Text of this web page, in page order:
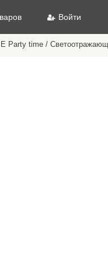
Войти
Party time /